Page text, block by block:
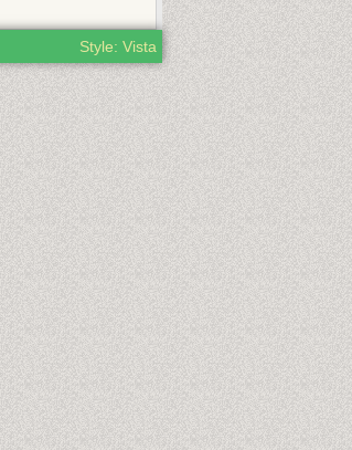
Style: Vista